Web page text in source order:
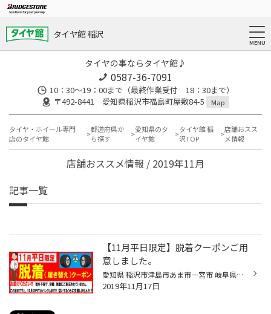
タイヤ館 稲沢
タイヤの事ならタイヤ館♪
0587-36-7091
10：30～19：00まで（最終作業受付 18：30まで）
〒492-8441 愛知県稲沢市福島町屋敷84-5
Map
タイヤ・ホイール専門
店のタイヤ館
都道府県か
ら探す
愛知県のタ
イヤ館
タイヤ館 稲
沢TOP
店舗おスス
メ情報
店舗おススメ情報 / 2019年11月
記事一覧
【11月平日限定】脱着クーポンご用
意しました。
愛知県 稲沢市津島市あま市一宮市 岐阜県海津市 その他近隣のお客様、こんにちは。 愛知県稲沢市福島町のタイヤ館 稲沢です。 突然ですが、お助けください！！ 暖冬予報の為、10月~11月前半に脱着（スタッドレスへの履き替え）にご来店された お客様が例年の半分以下でした。 このままいくと、12月...
2019年11月17日